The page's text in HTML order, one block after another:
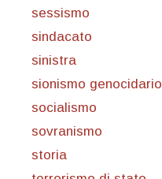
sessismo
sindacato
sinistra
sionismo genocidario
socialismo
sovranismo
storia